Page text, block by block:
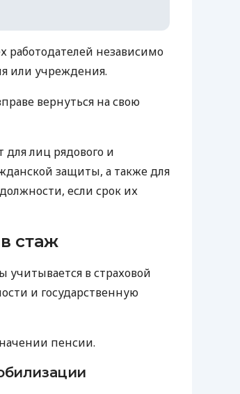
работодателей независимо
или учреждения.
вернуться на свою
для лиц рядового и
защиты, а также для
если срок их
стаж
в страховой
и государственную
пенсии.